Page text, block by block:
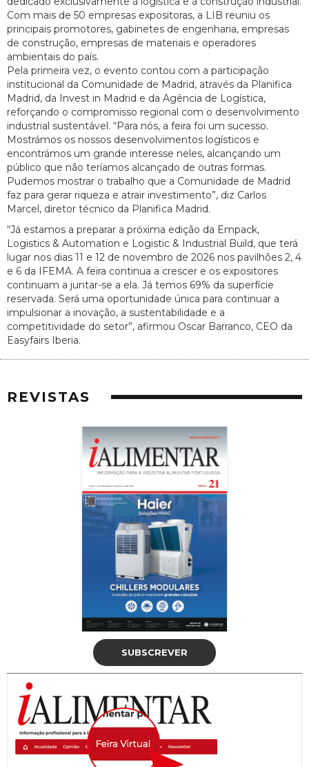
Com mais de 50 empresas expositoras, a LIB reuniu os
principais promotores, gabinetes de engenharia, empresas
de construção, empresas de materiais e operadores
ambientais do país.
Pela primeira vez, o evento contou com a participação
institucional da Comunidade de Madrid, através da Planifica
Madrid, da Invest in Madrid e da Agência de Logística,
reforçando o compromisso regional com o desenvolvimento
industrial sustentável. “Para nós, a feira foi um sucesso.
Mostrámos os nossos desenvolvimentos logísticos e
encontrámos um grande interesse neles, alcançando um
público que não teríamos alcançado de outras formas.
Pudemos mostrar o trabalho que a Comunidade de Madrid
faz para gerar riqueza e atrair investimento”, diz Carlos
Marcel, diretor técnico da Planifica Madrid.
“Já estamos a preparar a próxima edição da Empack,
Logistics & Automation e Logistic & Industrial Build, que terá
lugar nos dias 11 e 12 de novembro de 2026 nos pavilhões 2, 4
e 6 da IFEMA. A feira continua a crescer e os expositores
continuam a juntar-se a ela. Já temos 69% da superfície
reservada. Será uma oportunidade única para continuar a
impulsionar a inovação, a sustentabilidade e a
competitividade do setor”, afirmou Oscar Barranco, CEO da
Easyfairs Iberia.
REVISTAS
SUBSCREVER